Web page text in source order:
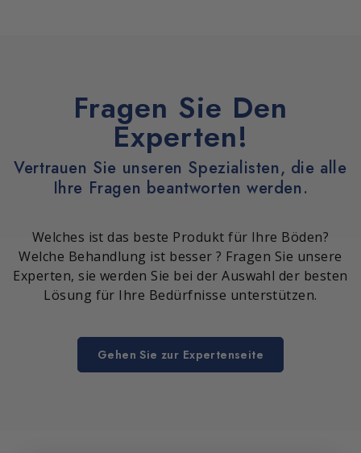
Fragen Sie Den
Experten!
Vertrauen Sie unseren Spezialisten, die alle
Ihre Fragen beantworten werden.
Welches ist das beste Produkt für Ihre Böden?
Welche Behandlung ist besser ? Fragen Sie unsere
Experten, sie werden Sie bei der Auswahl der besten
Lösung für Ihre Bedürfnisse unterstützen.
Gehen Sie zur Expertenseite